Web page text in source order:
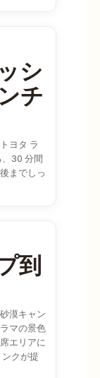
シ
チ
ヨタ ラ
30 分間
までしっ
到
漠キャン
マの景色
エリアに
クが提